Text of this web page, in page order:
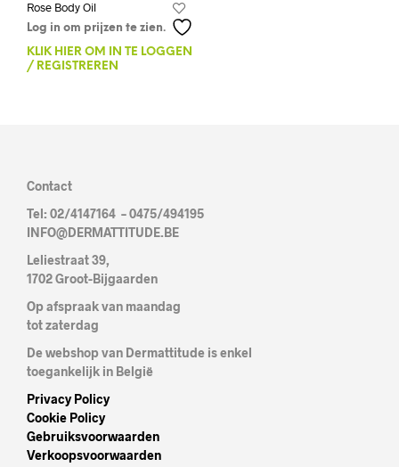
Rose Body Oil
Log in om prijzen te zien.
KLIK HIER OM IN TE LOGGEN
/ REGISTREREN
Contact
Tel: 02/4147164 – 0475/494195
INFO@DERMATTITUDE.BE
Leliestraat 39,
1702 Groot-Bijgaarden
Op afspraak van maandag
tot zaterdag
De webshop van Dermattitude is enkel
toegankelijk in België
Privacy Policy
Cookie Policy
Gebruiksvoorwaarden
Verkoopsvoorwaarden